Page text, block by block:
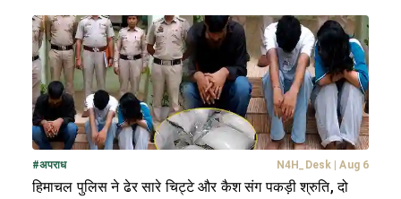
#अपराध N4H_Desk Aug 6
हिमाचल पुलिस ने ढेर सारे चिट्टे और कैश संग पकड़ी श्रुति, दो